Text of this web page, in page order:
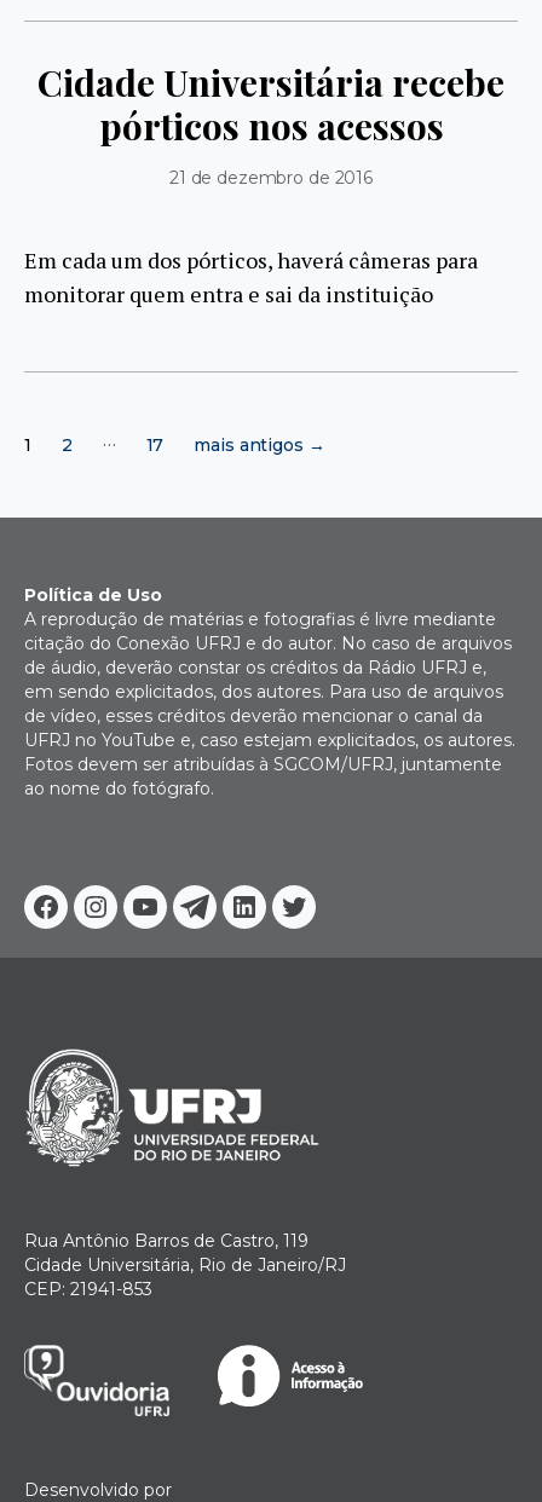
Cidade Universitária recebe
pórticos nos acessos
21 de dezembro de 2016
Em cada um dos pórticos, haverá câmeras para
monitorar quem entra e sai da instituição
de
1 2 … 17 mais antigos →
Facebook
Instagram
YoutubeTelegram
Linkedin
Twitter
Política de Uso
A reprodução de matérias e fotografias é livre mediante
citação do Conexão UFRJ e do autor. No caso de arquivos
de áudio, deverão constar os créditos da Rádio UFRJ e,
em sendo explicitados, dos autores. Para uso de arquivos
de vídeo, esses créditos deverão mencionar o canal da
UFRJ no YouTube e, caso estejam explicitados, os autores.
Fotos devem ser atribuídas à SGCOM/UFRJ, juntamente
ao nome do fotógrafo.
Rua Antônio Barros de Castro, 119
Cidade Universitária, Rio de Janeiro/RJ
CEP: 21941-853
Desenvolvido por